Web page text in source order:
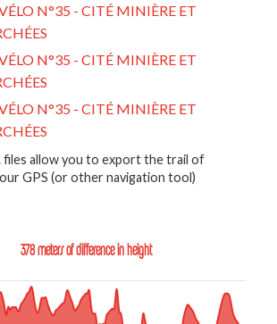
N°35 - CITÉ MINIÈRE ET
N°35 - CITÉ MINIÈRE ET
N°35 - CITÉ MINIÈRE ET
files allow you to export the trail of
GPS (or other navigation tool)
378 meters of difference in height